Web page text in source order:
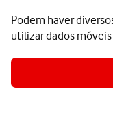
Podem haver
utilizar dados